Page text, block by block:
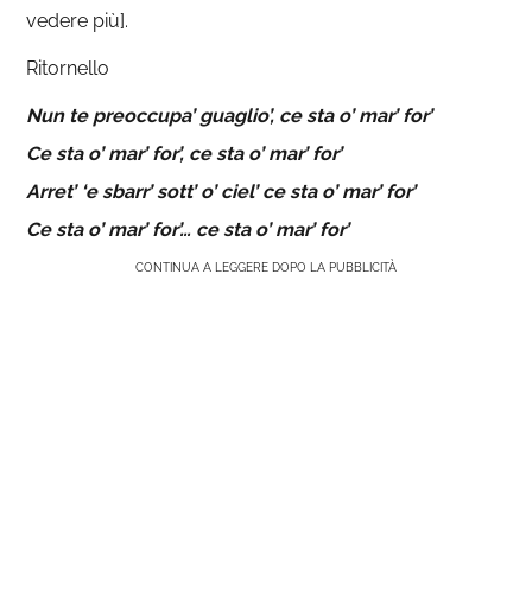
vedere più].
Ritornello
Nun te preoccupa’ guaglio’, ce sta o’ mar’ for’
Ce sta o’ mar’ for’, ce sta o’ mar’ for’
Arret’ ‘e sbarr’ sott’ o’ ciel’ ce sta o’ mar’ for’
Ce sta o’ mar’ for’… ce sta o’ mar’ for’
CONTINUA A LEGGERE DOPO LA PUBBLICITÀ